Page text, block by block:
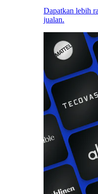
Dapatkan lebih
jualan.